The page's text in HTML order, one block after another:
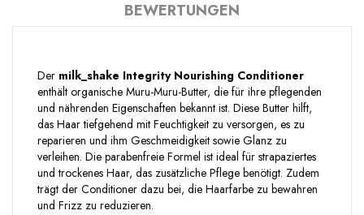
BEWERTUNGEN
Der milk_shake Integrity Nourishing Conditioner
enthält organische Muru-Muru-Butter, die für ihre pflegenden
und nährenden Eigenschaften bekannt ist. Diese Butter hilft,
das Haar tiefgehend mit Feuchtigkeit zu versorgen, es zu
reparieren und ihm Geschmeidigkeit sowie Glanz zu
verleihen. Die parabenfreie Formel ist ideal für strapaziertes
und trockenes Haar, das zusätzliche Pflege benötigt. Zudem
trägt der Conditioner dazu bei, die Haarfarbe zu bewahren
und Frizz zu reduzieren.